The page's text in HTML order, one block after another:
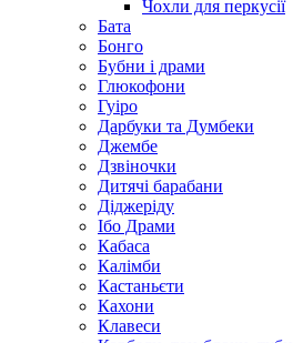
Чохли для перкусії
Бата
Бонго
Бубни і драми
Глюкофони
Гуіро
Дарбуки та Думбеки
Джембе
Дзвіночки
Дитячі барабани
Діджеріду
Ібо Драми
Кабаса
Калімби
Кастаньєти
Кахони
Клавеси